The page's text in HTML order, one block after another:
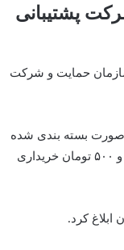
پشتیبانی
حمایت و شرکت
صورت بسته بندی شده
۵ تکه و بدون استخوان درب سردخانه ۷۲ هزار و ۵۰۰ تومان خریداری